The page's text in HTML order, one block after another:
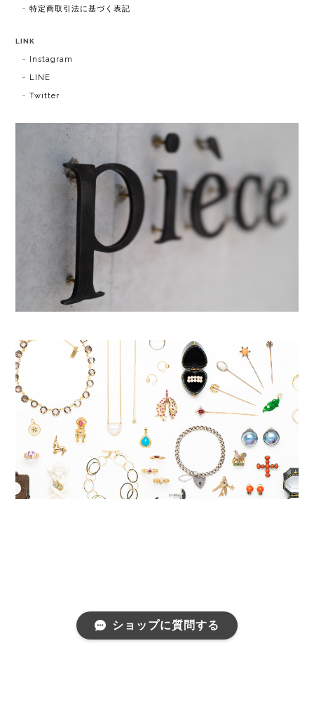
特定商取引法に基づく表記
LINK
Instagram
LINE
Twitter
ショップに質問する